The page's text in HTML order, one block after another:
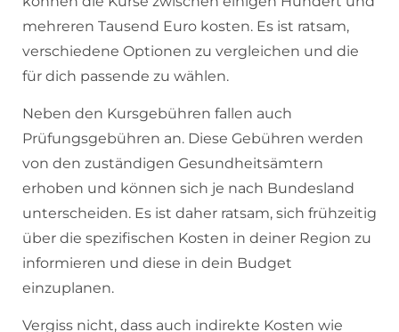
mehreren Tausend Euro kosten. Es ist ratsam,
verschiedene Optionen zu vergleichen und die
für dich passende zu wählen.
Neben den Kursgebühren fallen auch
Prüfungsgebühren an. Diese Gebühren werden
von den zuständigen Gesundheitsämtern
erhoben und können sich je nach Bundesland
unterscheiden. Es ist daher ratsam, sich frühzeitig
über die spezifischen Kosten in deiner Region zu
informieren und diese in dein Budget
einzuplanen.
Vergiss nicht, dass auch indirekte Kosten wie